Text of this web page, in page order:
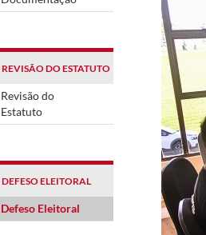
REVISÃO DO ESTATUTO
Revisão do
Estatuto
DEFESO ELEITORAL
Defeso Eleitoral